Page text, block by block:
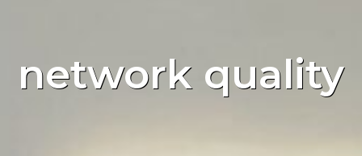
network quality